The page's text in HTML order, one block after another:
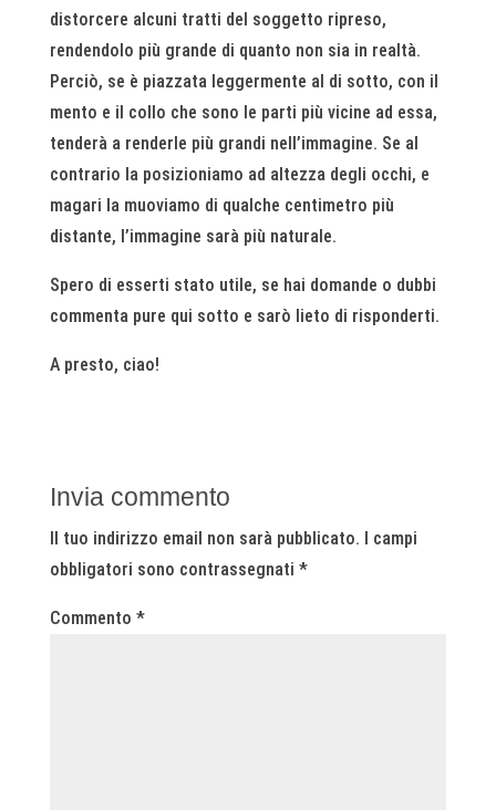
distorcere alcuni tratti del soggetto ripreso,
rendendolo più grande di quanto non sia in realtà.
Perciò, se è piazzata leggermente al di sotto, con il
mento e il collo che sono le parti più vicine ad essa,
tenderà a renderle più grandi nell’immagine. Se al
contrario la posizioniamo ad altezza degli occhi, e
magari la muoviamo di qualche centimetro più
distante, l’immagine sarà più naturale.
Spero di esserti stato utile, se hai domande o dubbi
commenta pure qui sotto e sarò lieto di risponderti.
A presto, ciao!
Invia commento
Il tuo indirizzo email non sarà pubblicato. I campi
obbligatori sono contrassegnati *
Commento *